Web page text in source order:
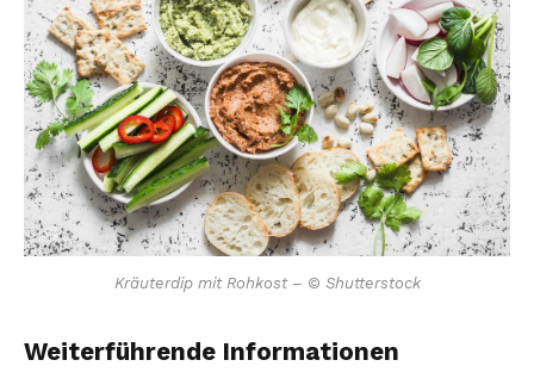
Kräuterdip mit Rohkost – © Shutterstock
Weiterführende Informationen